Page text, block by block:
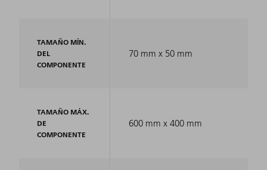
TAMAÑO MÍN.
DEL
COMPONENTE
TAMAÑO MÁX.
DE
COMPONENTE
70 mm x 50 mm
600 mm x 400 mm